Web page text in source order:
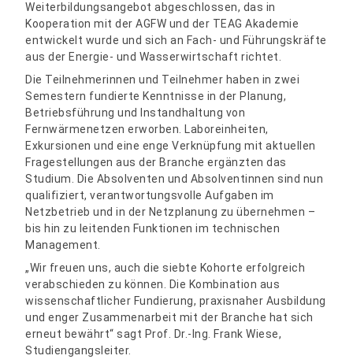
Weiterbildungsangebot abgeschlossen, das in
Kooperation mit der AGFW und der TEAG Akademie
entwickelt wurde und sich an Fach- und Führungskräfte
aus der Energie- und Wasserwirtschaft richtet.
Die Teilnehmerinnen und Teilnehmer haben in zwei
Semestern fundierte Kenntnisse in der Planung,
Betriebsführung und Instandhaltung von
Fernwärmenetzen erworben. Laboreinheiten,
Exkursionen und eine enge Verknüpfung mit aktuellen
Fragestellungen aus der Branche ergänzten das
Studium. Die Absolventen und Absolventinnen sind nun
qualifiziert, verantwortungsvolle Aufgaben im
Netzbetrieb und in der Netzplanung zu übernehmen –
bis hin zu leitenden Funktionen im technischen
Management.
„Wir freuen uns, auch die siebte Kohorte erfolgreich
verabschieden zu können. Die Kombination aus
wissenschaftlicher Fundierung, praxisnaher Ausbildung
und enger Zusammenarbeit mit der Branche hat sich
erneut bewährt“ sagt Prof. Dr.-Ing. Frank Wiese,
Studiengangsleiter.